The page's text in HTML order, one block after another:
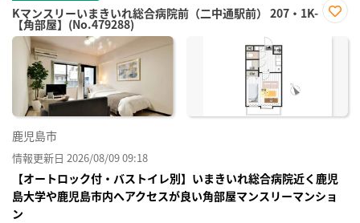
Kマンスリーいまきいれ総合病院前（二中通駅前） 207・1K-
【角部屋】(No.479288)
に入
鹿児島市
情報更新日 2026/08/09 09:18
【オートロック付・バストイレ別】いまきいれ総合病院近く鹿児
島大学や鹿児島市内へアクセスが良い角部屋マンスリーマンショ
ン